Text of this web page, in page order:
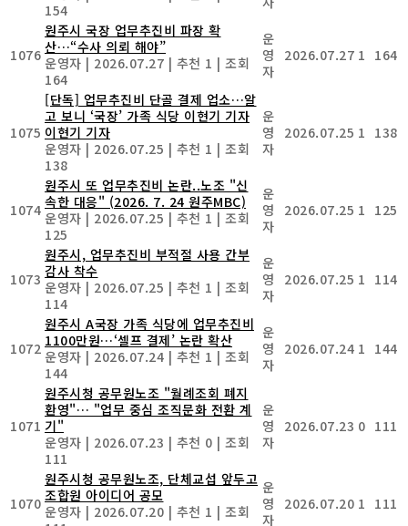
154
1076
원주시 국장 업무추진비 파장 확
산…“수사 의뢰 해야”
운영자 | 2026.07.27 | 추천 1 | 조회
164
운
영
자
2026.07.27 1 164
1075
[단독] 업무추진비 단골 결제 업소…알
고 보니 ‘국장’ 가족 식당 이현기 기자
이현기 기자
운영자 | 2026.07.25 | 추천 1 | 조회
138
운
영
자
2026.07.25 1 138
1074
원주시 또 업무추진비 논란..노조 "신
속한 대응" (2026. 7. 24 원주MBC)
운영자 | 2026.07.25 | 추천 1 | 조회
125
운
영
자
2026.07.25 1 125
1073
원주시, 업무추진비 부적절 사용 간부
감사 착수
운영자 | 2026.07.25 | 추천 1 | 조회
114
운
영
자
2026.07.25 1 114
1072
원주시 A국장 가족 식당에 업무추진비
1100만원…‘셀프 결제’ 논란 확산
운영자 | 2026.07.24 | 추천 1 | 조회
144
운
영
자
2026.07.24 1 144
1071
원주시청 공무원노조 "월례조회 폐지
환영"… "업무 중심 조직문화 전환 계
기"
운영자 | 2026.07.23 | 추천 0 | 조회
111
운
영
자
2026.07.23 0 111
1070
원주시청 공무원노조, 단체교섭 앞두고
조합원 아이디어 공모
운영자 | 2026.07.20 | 추천 1 | 조회
운
영
자
2026.07.20 1 111